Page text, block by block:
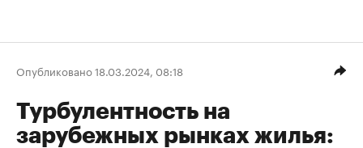
Опубликовано 18.03.2024, 08:18
Турбулентность на
зарубежных рынках жилья: